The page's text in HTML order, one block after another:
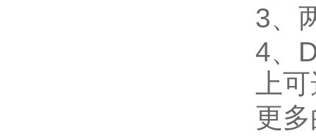
3、
4、
上
更